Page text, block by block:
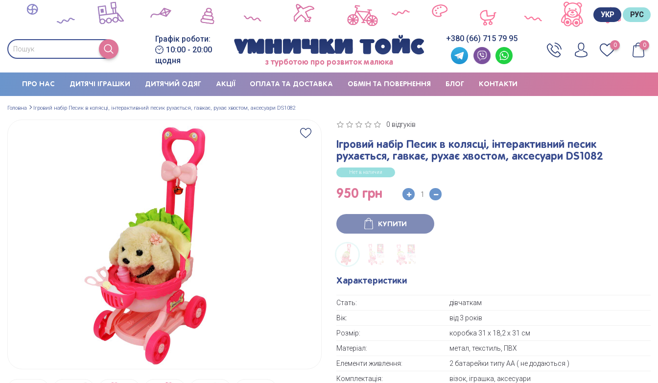
УКР РУС
Графік роботи:
10:00 - 20:00
щодня
з турботою про розвиток малюка
+380 (66) 715 79 95
0 0
ПРО НАС ДИТЯЧІ ІГРАШКИ ДИТЯЧИЙ ОДЯГ АКЦІЇ ОПЛАТА ТА ДОСТАВКА ОБМІН ТА ПОВЕРНЕННЯ БЛОГ КОНТАКТИ
Головна Ігровий набір Песик в колясці, інтерактивний песик рухається, гавкає, рухає хвостом, аксесуари DS1082
0 відгуків
Ігровий набір Песик в колясці, інтерактивний песик
рухається, гавкає, рухає хвостом, аксесуари DS1082
Нет в наличии
950 грн
КУПИТИ
Характеристики
Стать:
дівчаткам
Вік:
від 3 років
Розмір:
коробка 31 x 18,2 x 31 см
Матеріал:
метал, текстиль, ПВХ
Елементи живлення:
2 батарейки типу АА ( не додаються )
Комплектація:
візок, іграшка, аксесуари